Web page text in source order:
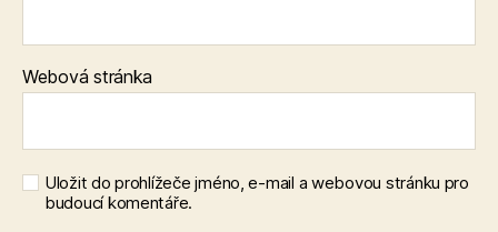
Webová stránka
Uložit do prohlížeče jméno, e-mail a webovou stránku pro
budoucí komentáře.